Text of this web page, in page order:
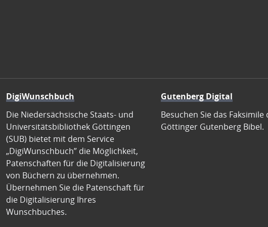
DigiWunschbuch
Die Niedersächsische Staats- und
Universitätsbibliothek Göttingen
(SUB) bietet mit dem Service
„DigiWunschbuch” die Möglichkeit,
Patenschaften für die Digitalisierung
von Büchern zu übernehmen.
Übernehmen Sie die Patenschaft für
die Digitalisierung Ihres
Wunschbuches.
Gutenberg Digital
Besuchen Sie das Faksimile
Göttinger Gutenberg Bibel.